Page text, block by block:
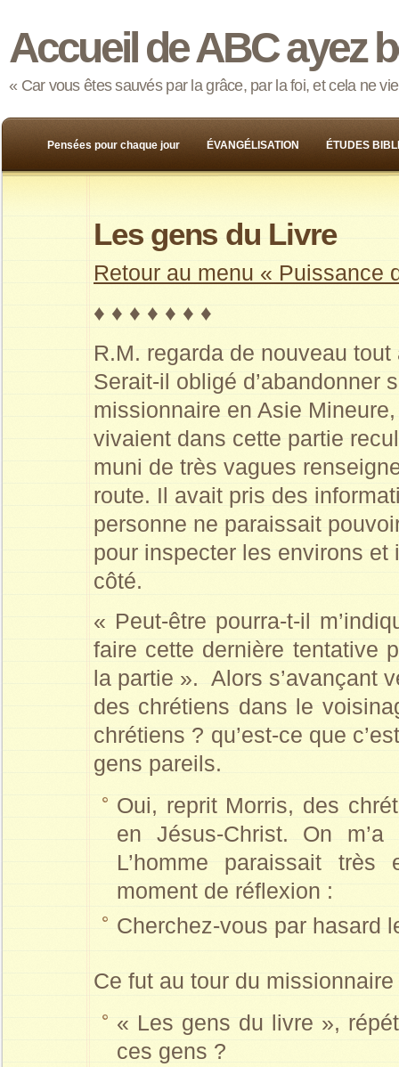
Accueil de ABC ayez
« Car vous êtes sauvés par la grâce, par la foi, et cela ne
Pensées pour chaque jour ÉVANGÉLISATION ÉTUDES
Les gens du Livre
Retour au menu « Puissance
♦ ♦ ♦ ♦ ♦ ♦ ♦
R.M. regarda de nouveau
Serait-il obligé d’abandonner
missionnaire en Asie
vivaient dans cette partie
muni de très vagues
route. Il avait pris des
personne ne paraissait
pour inspecter les environs
côté.
« Peut-être pourra-t-il
faire cette dernière tentative
la partie ». Alors s’avançant
des chrétiens dans le
chrétiens ? qu’est-ce que
gens pareils.
Oui, reprit Morris, des
en Jésus-Christ. On
L’homme paraissait
moment de réflexion :
Cherchez-vous par
Ce fut au tour du missionnaire
« Les gens du livre »,
ces gens ?